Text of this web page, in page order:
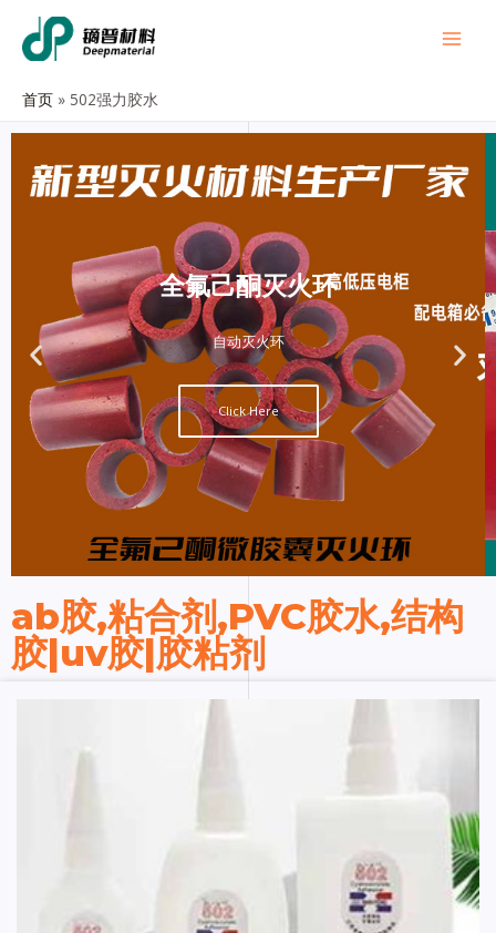
首页 502强力胶水
全氟己酮灭火环
自动灭火环
Click Here
ab胶,粘合剂,PVC胶水,结构
胶|uv胶|胶粘剂